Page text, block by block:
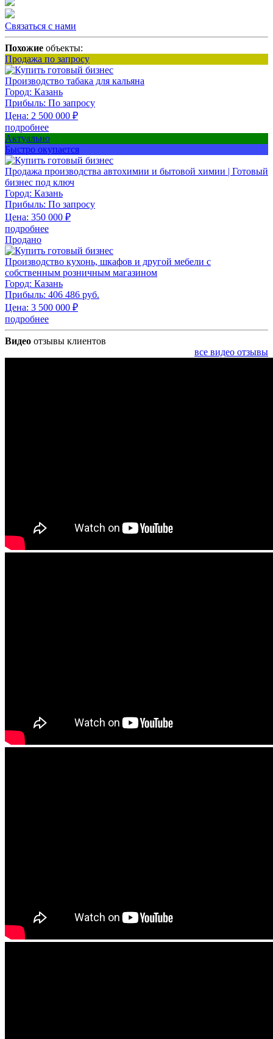
Связаться с нами
Похожие объекты:
Продажа по запросу
Производство табака для кальяна
Город: Казань
Прибыль: По запросу
Цена: 2 500 000 ₽
подробнее
Актуально
Быстро окупается
Продажа производства автохимии и бытовой химии | Готовый
бизнес под ключ
Город: Казань
Прибыль: По запросу
Цена: 350 000 ₽
подробнее
Продано
Производство кухонь, шкафов и другой мебели с
собственным розничным магазином
Город: Казань
Прибыль: 406 486 руб.
Цена: 3 500 000 ₽
подробнее
Видео отзывы клиентов
все видео отзывы